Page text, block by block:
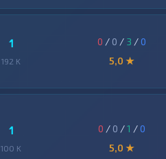
1
192 K
0 / 0 / 3 /0
5,0 ★
1
100 K
0 / 0 /1 /0
5,0 ★